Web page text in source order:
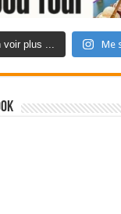
voir plus ... Me